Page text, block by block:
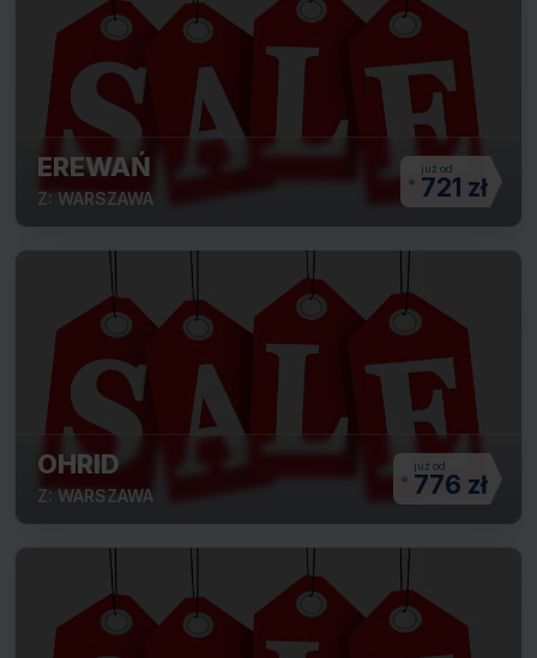
EREWAŃ
Z: WARSZAWA 721 zł
OHRID
Z: WARSZAWA 776 zł